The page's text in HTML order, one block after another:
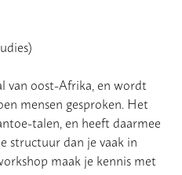
van oost-Afrika, en wordt
mensen gesproken. Het
talen, en heeft daarmee
structuur dan je vaak in
maak je kennis met